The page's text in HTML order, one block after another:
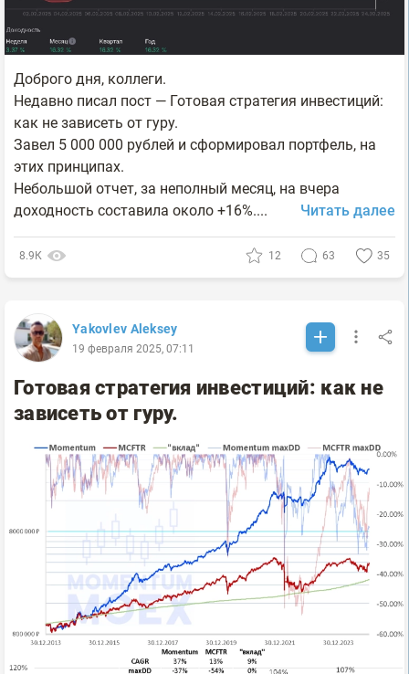
Доброго дня, коллеги.
Недавно писал пост — Готовая стратегия инвестиций:
как не зависеть от гуру.
Завел 5 000 000 рублей и сформировал портфель, на
этих принципах.
Небольшой отчет, за неполный месяц, на вчера
доходность составила около +16%....
Читать далее
8.9К 12 63 35
Yakovlev Aleksey
19 февраля 2025, 07:11
Готовая стратегия инвестиций: как не
зависеть от гуру.